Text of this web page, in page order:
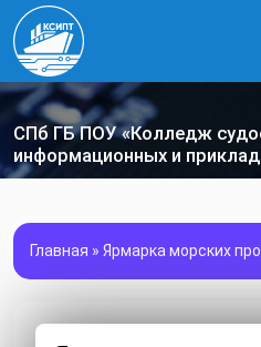
СПб ГБ ПОУ «Колледж
информационных и
Главная » Ярмарка морских